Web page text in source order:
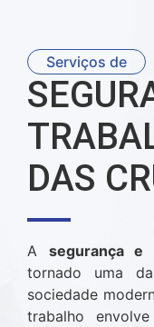
Serviços de
DAS
A segurança e
tornado uma
sociedade
trabalho